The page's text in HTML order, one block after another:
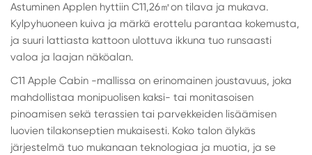
Astuminen Applen hyttiin C11,26㎡on tilava ja mukava.
Kylpyhuoneen kuiva ja märkä erottelu parantaa kokemusta,
ja suuri lattiasta kattoon ulottuva ikkuna tuo runsaasti
valoa ja laajan näköalan.
C11 Apple Cabin -mallissa on erinomainen joustavuus, joka
mahdollistaa monipuolisen kaksi- tai monitasoisen
pinoamisen sekä terassien tai parvekkeiden lisäämisen
luovien tilakonseptien mukaisesti. Koko talon älykäs
järjestelmä tuo mukanaan teknologiaa ja muotia, ja se